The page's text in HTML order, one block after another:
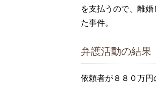
を支払うので、離
た事件。
弁護活動の結果
依頼者が８８０万円